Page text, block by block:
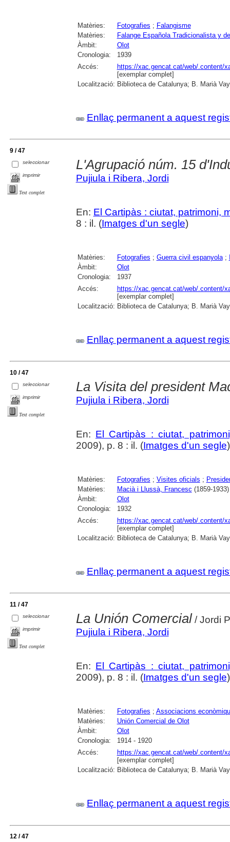
Matèries: Fotografies ; Falangisme
Matèries:
Falange Española Tradicionalista y
Àmbit:
Olot
Cronologia:
1939
Accés:
https://xac.gencat.cat/web/.content/
[exemplar complet]
Localització: Biblioteca de Catalunya; B. Marià
Enllaç permanent a aquest
9 / 47
seleccionar
imprimir
Text complet
L'Agrupació núm. 15
Pujiula i Ribera, Jordi
En: El Cartipàs : ciutat, patrimoni,
8 : il. (Imatges d'un segle)
Matèries: Fotografies ; Guerra civil espanyola;
Àmbit:
Olot
Cronologia:
1937
Accés:
https://xac.gencat.cat/web/.content/
[exemplar complet]
Localització: Biblioteca de Catalunya; B. Marià
Enllaç permanent a aquest
10 / 47
seleccionar
imprimir
Text complet
La Visita del president
Pujiula i Ribera, Jordi
En: El Cartipàs : ciutat,
2009), p. 8 : il. (Imatges d'un segle
Matèries: Fotografies ; Visites oficials ;
Matèries:
Macià i Llussà, Francesc (1859-1933)
Àmbit:
Olot
Cronologia:
1932
Accés:
https://xac.gencat.cat/web/.content/
[exemplar complet]
Localització: Biblioteca de Catalunya; B. Marià
Enllaç permanent a aquest
11 / 47
seleccionar
imprimir
Text complet
La Unión Comercial/ Jordi
Pujiula i Ribera, Jordi
En: El Cartipàs : ciutat,
2009), p. 8 : il. (Imatges d'un segle
Matèries: Fotografies ; Associacions
Matèries:
Unión Comercial de Olot
Àmbit:
Olot
Cronologia:
1914 - 1920
Accés:
https://xac.gencat.cat/web/.content/
[exemplar complet]
Localització: Biblioteca de Catalunya; B. Marià
Enllaç permanent a aquest
12 / 47